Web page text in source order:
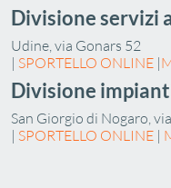
Divisione servizi
Udine, via Gonars 52
| SPORTELLO ONLINE |
Divisione
San Giorgio di Nogaro,
| SPORTELLO ONLINE |